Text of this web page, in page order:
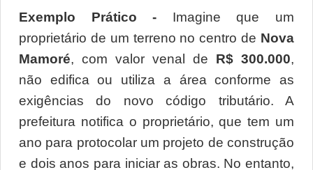
Exemplo Prático - Imagine que um
proprietário de um terreno no centro de Nova
Mamoré, com valor venal de R$ 300.000,
não edifica ou utiliza a área conforme as
exigências do novo código tributário. A
prefeitura notifica o proprietário, que tem um
ano para protocolar um projeto de construção
e dois anos para iniciar as obras. No entanto,